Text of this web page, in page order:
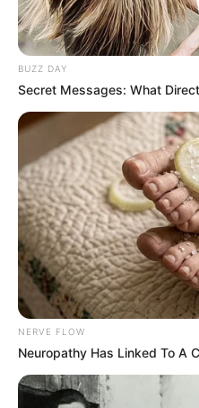
„ELECTRONICALLY
altungsplan für Köln
17.11.2026 19:00
05.12.2026 16:00
07.12.2026 20:00
anstaltungsplan für
08.12.2026 20:00
anstaltungsplan für
Ticketshop fürRock
Weiter siehe unter
Deutschlandweit
eintragen:
BUZZ DAY
Secret Messages: What
NERVE FLOW
Neuropathy Has Linked To A